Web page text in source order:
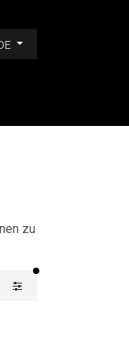
zu
aktive Filter